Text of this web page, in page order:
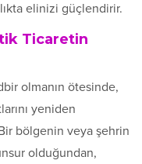
elinizi güçlendirir.
Ticaretin
olmanın ötesinde,
yeniden
bölgenin veya şehrin
olduğundan,